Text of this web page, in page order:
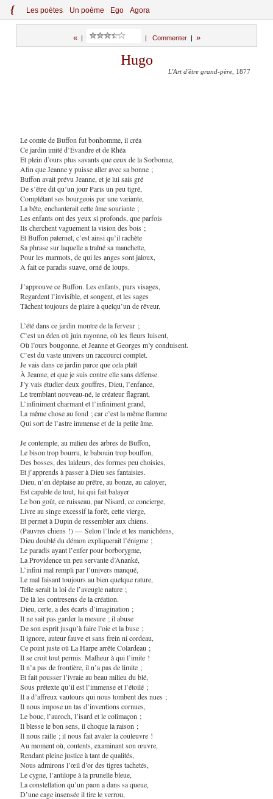
{ Les poètes Un poème Ego Agora
«| Commenter| »
Hugo
L'Art d'être grand-père , 1877
Le comte de Buffon fut bonhomme, il créa
Ce jardin imité d’Évandre et de Rhéa
Et plein d’ours plus savants que ceux de la Sorbonne,
Afin que Jeanne y puisse aller avec sa bonne ;
Buffon avait prévu Jeanne, et je lui sais gré
De s’être dit qu’un jour Paris un peu tigré,
Complétant ses bourgeois par une variante,
La bête, enchanterait cette âme souriante ;
Les enfants ont des yeux si profonds, que parfois
Ils cherchent vaguement la vision des bois ;
Et Buffon paternel, c’est ainsi qu’il rachète
Sa phrase sur laquelle a traîné sa manchette,
Pour les marmots, de qui les anges sont jaloux,
A fait ce paradis suave, orné de loups.
J’approuve ce Buffon. Les enfants, purs visages,
Regardent l’invisible, et songent, et les sages
Tâchent toujours de plaire à quelqu’un de rêveur.
L’été dans ce jardin montre de la ferveur ;
C’est un éden où juin rayonne, où les fleurs luisent,
Où l’ours bougonne, et Jeanne et Georges m’y conduisent.
C’est du vaste univers un raccourci complet.
Je vais dans ce jardin parce que cela plaît
À Jeanne, et que je suis contre elle sans défense.
J’y vais étudier deux gouffres, Dieu, l’enfance,
Le tremblant nouveau-né, le créateur flagrant,
L’infiniment charmant et l’infiniment grand,
La même chose au fond ; car c’est la même flamme
Qui sort de l’astre immense et de la petite âme.
Je contemple, au milieu des arbres de Buffon,
Le bison trop bourru, le babouin trop bouffon,
Des bosses, des laideurs, des formes peu choisies,
Et j’apprends à passer à Dieu ses fantaisies.
Dieu, n’en déplaise au prêtre, au bonze, au caloyer,
Est capable de tout, lui qui fait balayer
Le bon goût, ce ruisseau, par Nisard, ce concierge,
Livre au singe excessif la forêt, cette vierge,
Et permet à Dupin de ressembler aux chiens.
(Pauvres chiens !) — Selon l’Inde et les manichéens,
Dieu doublé du démon expliquerait l’énigme ;
Le paradis ayant l’enfer pour borborygme,
La Providence un peu servante d’Ananké,
L’infini mal rempli par l’univers manqué,
Le mal faisant toujours au bien quelque rature,
Telle serait la loi de l’aveugle nature ;
De là les contresens de la création.
Dieu, certe, a des écarts d’imagination ;
Il ne sait pas garder la mesure ; il abuse
De son esprit jusqu’à faire l’oie et la buse ;
Il ignore, auteur fauve et sans frein ni cordeau,
Ce point juste où La Harpe arrête Colardeau ;
Il se croit tout permis. Malheur à qui l’imite !
Il n’a pas de frontière, il n’a pas de limite ;
Et fait pousser l’ivraie au beau milieu du blé,
Sous prétexte qu’il est l’immense et l’étoilé ;
Il a d’affreux vautours qui nous tombent des nues ;
Il nous impose un tas d’inventions cornues,
Le bouc, l’auroch, l’isard et le colimaçon ;
Il blesse le bon sens, il choque la raison ;
Il nous raille ; il nous fait avaler la couleuvre !
Au moment où, contents, examinant son œuvre,
Rendant pleine justice à tant de qualités,
Nous admirons l’œil d’or des tigres tachetés,
Le cygne, l’antilope à la prunelle bleue,
La constellation qu’un paon a dans sa queue,
D’une cage insensée il tire le verrou,